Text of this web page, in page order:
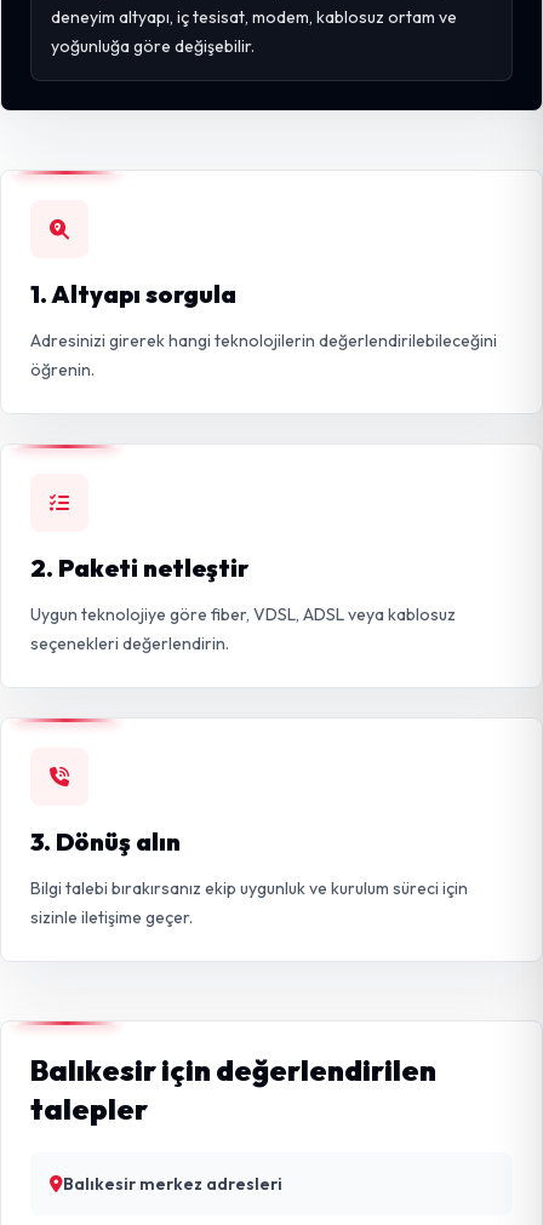
deneyim altyapı, iç tesisat, modem, kablosuz ortam ve
yoğunluğa göre değişebilir.
1. Altyapı sorgula
Adresinizi girerek hangi teknolojilerin değerlendirilebileceğini
öğrenin.
2. Paketi netleştir
Uygun teknolojiye göre fiber, VDSL, ADSL veya kablosuz
seçenekleri değerlendirin.
3. Dönüş alın
Bilgi talebi bırakırsanız ekip uygunluk ve kurulum süreci için
sizinle iletişime geçer.
Balıkesir için değerlendirilen
talepler
Balıkesir merkez adresleri